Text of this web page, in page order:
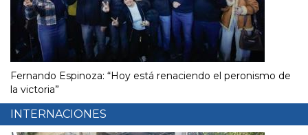
Fernando Espinoza: “Hoy está renaciendo el peronismo de
la victoria”
INTERNACIONES